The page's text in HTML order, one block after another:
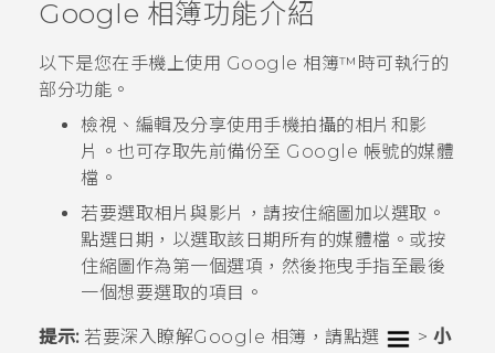
應用程式
支援服務
Google 相簿功能介紹
以下是您在手機上使用 Google 相簿™ 時可執行的
部分功能。
檢視、編輯及分享使用手機拍攝的相片和影
片。也可存取先前備份至 Google 帳號的媒體
檔。
若要選取相片與影片，請按住縮圖加以選取。
點選日期，以選取該日期所有的媒體檔。或按
住縮圖作為第一個選項，然後拖曳手指至最後
一個想要選取的項目。
提示:若要深入瞭解Google 相簿 ，請點選 > 小